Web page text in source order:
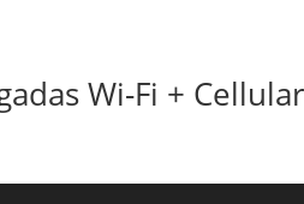
Wi-Fi +